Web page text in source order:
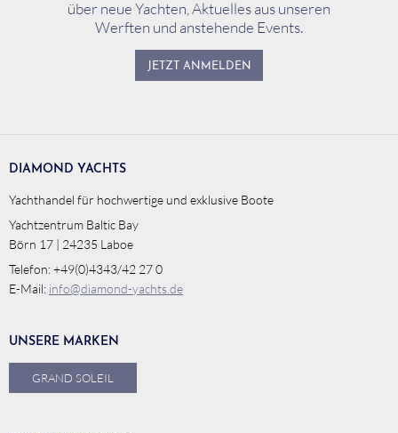
über neue Yachten, Aktuelles aus unseren
Werften und anstehende Events.
JETZT ANMELDEN
DIAMOND YACHTS
Yachthandel für hochwertige und exklusive Boote
Yachtzentrum Baltic Bay
Börn 17 | 24235 Laboe
Telefon: +49(0)4343/42 27 0
E-Mail: info@diamond-yachts.de
UNSERE MARKEN
GRAND SOLEIL